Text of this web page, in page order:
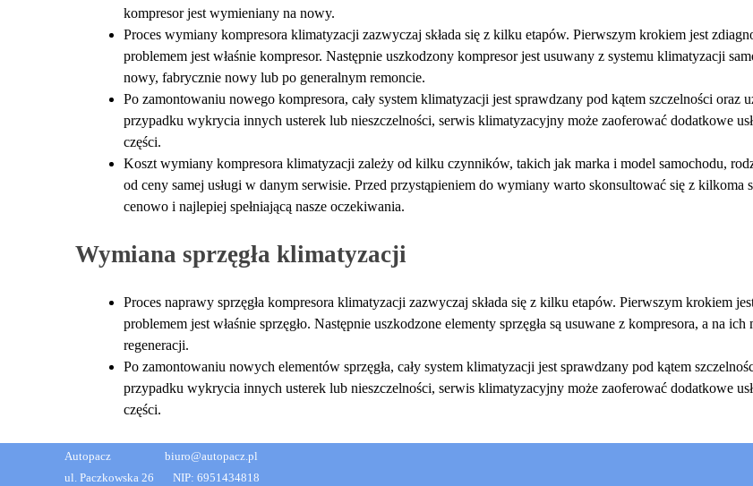
kompresor jest wymieniany na nowy.
Proces wymiany kompresora klimatyzacji zazwyczaj składa się z kilku etapów. Pierwszym krokiem jest
problemem jest właśnie kompresor. Następnie uszkodzony kompresor jest usuwany z systemu klimatyzacji
nowy, fabrycznie nowy lub po generalnym remoncie.
Po zamontowaniu nowego kompresora, cały system klimatyzacji jest sprawdzany pod kątem szczelności oraz
przypadku wykrycia innych usterek lub nieszczelności, serwis klimatyzacyjny może zaoferować dodatkowe
części.
Koszt wymiany kompresora klimatyzacji zależy od kilku czynników, takich jak marka i model samochodu,
od ceny samej usługi w danym serwisie. Przed przystąpieniem do wymiany warto skonsultować się z kilkoma
cenowo i najlepiej spełniającą nasze oczekiwania.
Wymiana sprzęgła klimatyzacji
Proces naprawy sprzęgła kompresora klimatyzacji zazwyczaj składa się z kilku etapów. Pierwszym krokiem
problemem jest właśnie sprzęgło. Następnie uszkodzone elementy sprzęgła są usuwane z kompresora, a na
regeneracji.
Po zamontowaniu nowych elementów sprzęgła, cały system klimatyzacji jest sprawdzany pod kątem
przypadku wykrycia innych usterek lub nieszczelności, serwis klimatyzacyjny może zaoferować dodatkowe
części.
Autopacz biuro@autopacz.pl
ul. Paczkowska 26 NIP: 6951434818